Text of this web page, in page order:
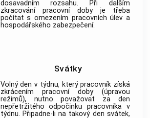
dosavadním rozsahu. Při dalším
zkracování pracovní doby je třeba
počítat s omezením pracovních úlev a
hospodářského zabezpečení.
Svátky
Volný den v týdnu, který pracovník získá
zkrácením pracovní doby (úpravou
režimů), nutno považovat za den
nepřetržitého odpočinku pracovníka v
týdnu. Připadne-li na takový den svátek,